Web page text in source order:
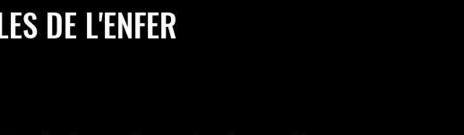
DE L'ENFER